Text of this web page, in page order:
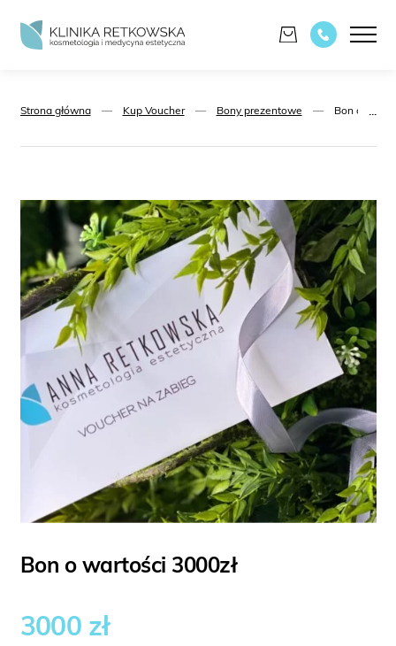
Strona główna — Kup Voucher — Bony prezentowe — Bon o ...
Bon o wartości 3000zł
3000 zł